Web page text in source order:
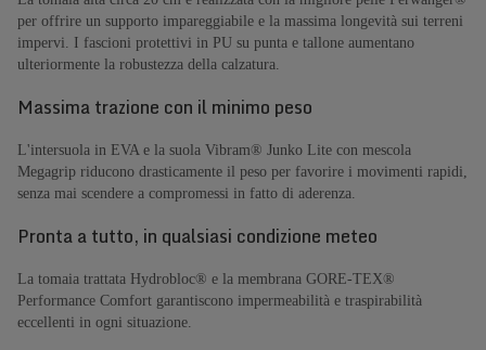
per offrire un supporto impareggiabile e la massima longevità sui terreni
impervi. I fascioni protettivi in PU su punta e tallone aumentano
ulteriormente la robustezza della calzatura.
Massima trazione con il minimo peso
L'intersuola in EVA e la suola Vibram® Junko Lite con mescola
Megagrip riducono drasticamente il peso per favorire i movimenti rapidi,
senza mai scendere a compromessi in fatto di aderenza.
Pronta a tutto, in qualsiasi condizione meteo
La tomaia trattata Hydrobloc® e la membrana GORE-TEX®
Performance Comfort garantiscono impermeabilità e traspirabilità
eccellenti in ogni situazione.